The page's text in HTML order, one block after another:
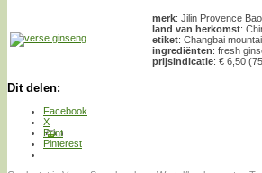
merk: Jilin Provence
land van herkomst:
etiket: Changbai
ingrediënten: fresh
prijsindicatie: € 6,50
Dit delen:
Facebook
X
Print
Pinterest